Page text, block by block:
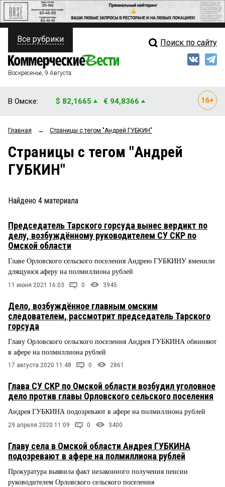
ПОЛИТИКА
ФИНАНСЫ
ОБЩЕСТВО
ЗАКОН
ПРОИСШЕСТВИЯ
СТИЛЬ ЖИЗНИ
Свежий выпуск
Мнения
Рейтинги
Все рубрики Поиск по сайту
Воскресенье, 9 Августа
В Омске: $ 82,1665 € 94,8366
Главная → Страницы c тегом "Андрей ГУБКИН"
Страницы c тегом "Андрей
ГУБКИН"
Найдено 4 материала
Председатель Тарского горсуда вынес вердикт по
делу, возбуждённому руководителем СУ СКР по
Омской области
Главе Орловского сельского поселения Андрею ГУБКИНУ вменили
длящуюся аферу на полмиллиона рублей
11 июня 2021 16:03 0 3945
Дело, возбуждённое главным омским
следователем, рассмотрит председатель Тарского
горсуда
Главу Орловского сельского поселения Андрея ГУБКИНА обвиняют
в афере на полмиллиона рублей
17 августа 2020 11:48 0 2861
Глава СУ СКР по Омской области возбудил уголовное
дело против главы Орловского сельского поселения
Андрея ГУБКИНА подозревают в афере на полмиллиона рублей
29 апреля 2020 11:09 0 3400
Главу села в Омской области Андрея ГУБКИНА
подозревают в афере на полмиллиона рублей
Прокуратура выявила факт незаконного получения пенсии
руководителем Орловского сельского поселения